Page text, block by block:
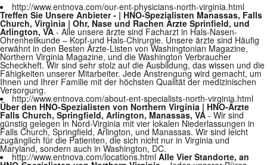
http://www.entnova.com/our-ent-physicians-north-virginia.html
Treffen Sie Unsere Anbieter - | HNO-Spezialisten Manassas, Falls
Church, Virginia | Ohr, Nase und Rachen Ärzte Sprinfield, und
Arlington, VA - Alle unsere ärzte sind Facharzt in Hals-Nasen-
Ohrenheilkunde – Kopf-und Hals-Chirurgie. Unsere ärzte sind Häufig
erwähnt in den Besten Ärzte-Listen von Washingtonian Magazine,
Northern Virginia Magazine, und die Washington Verbraucher
Scheckheft. Wir sind sehr stolz auf die Ausbildung, das wissen und die
Fähigkeiten unserer Mitarbeiter. Jede Anstrengung wird gemacht, um
Ihnen und Ihrer Familie mit der höchsten Qualität der medizinischen
Versorgung.
http://www.entnova.com/about-ent-specialists-north-virginia.html
Über den HNO-Spezialisten von Northern Virginia | HNO-Ärzte
Falls Church, Springfield, Arlington, Manassas, VA - Wir sind
günstig gelegen in Nord-Virginia mit vier lokalen Niederlassungen in
Falls Church, Springfield, Arlington, und Manassas. Wir sind leicht
zugänglich für die Patienten, die sich nicht nur in Virginia und
Maryland, sondern auch in Washington, DC.
http://www.entnova.com/locations.html Alle Vier Standorte, an